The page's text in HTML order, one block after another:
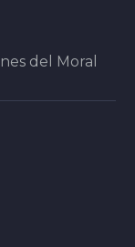
del Moral